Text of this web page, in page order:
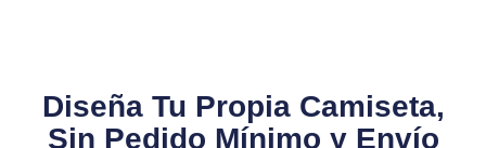
Diseña Tu Propia Camiseta,
Sin Pedido Mínimo y Envío